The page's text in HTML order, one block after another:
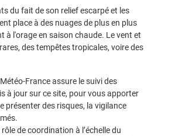
sur le bassin à la faveur de conditions de
de systèmes cycloniques. D’ailleurs depuis la
développer début avril, sans toutefois
du fait de son relief escarpé et les
place à des nuages de plus en plus
à l'orage en saison chaude. Le vent et
des tempêtes tropicales, voire des
France assure le suivi des
à jour sur ce site, pour vous apporter
présenter des risques, la vigilance
de coordination à l’échelle du